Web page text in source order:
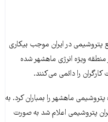
پتروشیمی در ایران موجب بیکاری
ویژه انرژی ماهشهر شده
را دائمی می‌کنند.
۱۴۰۵ منطقه ویژه پتروشیمی ماهشهر را بمباران کرد. به
حدود ۷۰درصد کارگران پتروشیمی اعلام شد به صورت